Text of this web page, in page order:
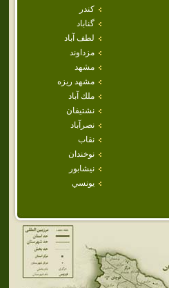
كندر
گناباد
لطف آباد
مزداوند
مشهد
مشهد ريزه
ملك آباد
نشتيفان
نصرآباد
نقاب
نوخندان
نيشابور
يونسي